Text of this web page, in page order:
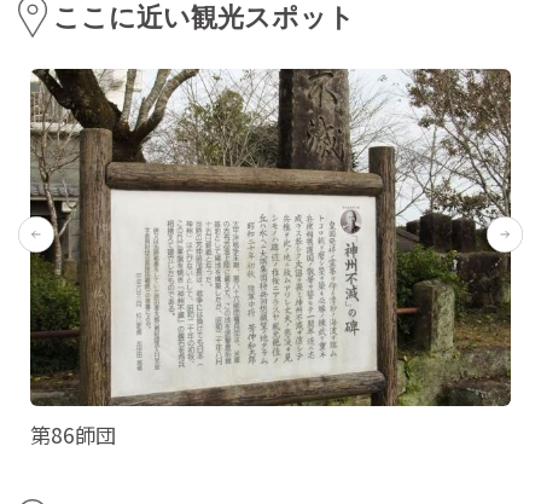
ここに近い観光スポット
第86師団